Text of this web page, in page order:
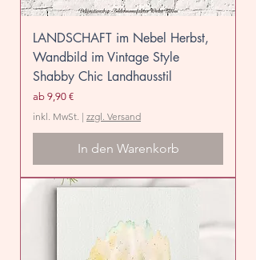
LANDSCHAFT im Nebel Herbst,
Wandbild im Vintage Style
Shabby Chic Landhausstil
ab 9,90 €
Sale-Preis
inkl. MwSt. | zzgl. Versand
In den Warenkorb